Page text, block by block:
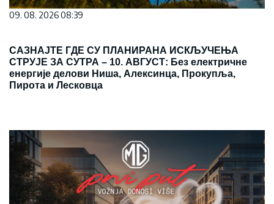
09. 08. 2026 08:39
САЗНАЈТЕ ГДЕ СУ ПЛАНИРАНА ИСКЉУЧЕЊА
СТРУЈЕ ЗА СУТРА – 10. АВГУСТ: Без електричне
енергије делови Ниша, Алексинца, Прокупља,
Пирота и Лесковца